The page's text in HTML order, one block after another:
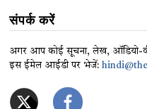
संपर्क करें
अगर आप कोई सूचना, लेख, ऑडियो-
इस ईमेल आईडी पर भेजें: